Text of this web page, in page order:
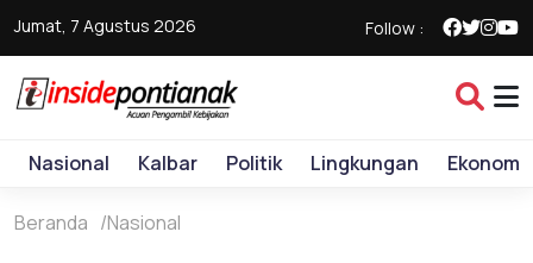
Jumat, 7 Agustus 2026 Follow :
Nasional Kalbar Politik Lingkungan Ekonomi
Beranda Nasional